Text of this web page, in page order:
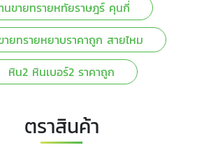
นขายทรายหทัยราษฎร์ คุนกี่
ายทรายหยาบราคาถูก สายไหม
หิน2 หินเบอร์2 ราคาถูก
ตราสินค้า